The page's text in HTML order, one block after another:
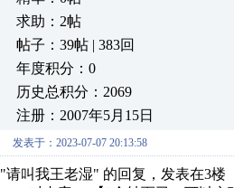
求助：2帖
帖子：39帖 | 383回
年度积分：0
历史总积分：2069
注册：2007年5月15日
发表于：2023-07-07 20:13:58
"请叫我王老湿" 的回复，发表在3楼